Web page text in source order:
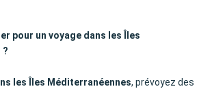
pour un voyage dans les Îles
?
les Îles Méditerranéennes, prévoyez des